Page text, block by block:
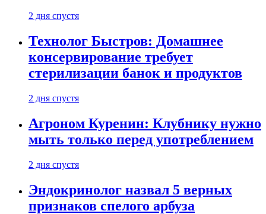
2 дня спустя
Технолог Быстров: Домашнее
консервирование требует
стерилизации банок и продуктов
2 дня спустя
Агроном Куренин: Клубнику нужно
мыть только перед употреблением
2 дня спустя
Эндокринолог назвал 5 верных
признаков спелого арбуза